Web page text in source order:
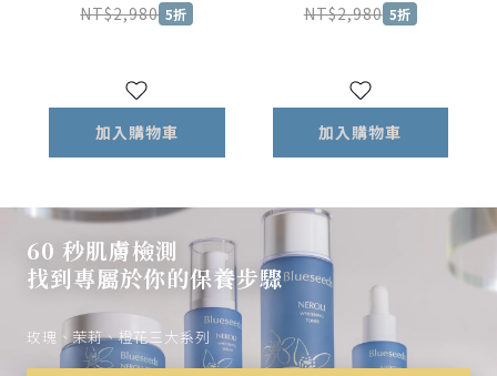
NT$2,980 5折
加入購物車
NT$2,980 5折
加入購物車
60 秒肌膚檢測
找到專屬於你的保養步驟
玫瑰、茉莉、橙花三大系列